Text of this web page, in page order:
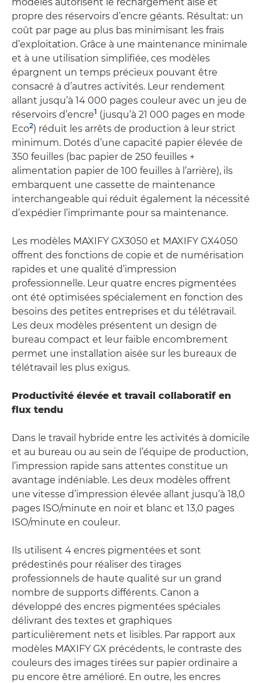
propre des réservoirs d’encre géants. Résultat: un
coût par page au plus bas minimisant les frais
d’exploitation. Grâce à une maintenance minimale
et à une utilisation simplifiée, ces modèles
épargnent un temps précieux pouvant être
consacré à d’autres activités. Leur rendement
allant jusqu’à 14 000 pages couleur avec un jeu de
réservoirs d’encre1 (jusqu’à 21 000 pages en mode
Eco2) réduit les arrêts de production à leur strict
minimum. Dotés d’une capacité papier élevée de
350 feuilles (bac papier de 250 feuilles +
alimentation papier de 100 feuilles à l’arrière), ils
embarquent une cassette de maintenance
interchangeable qui réduit également la nécessité
d’expédier l’imprimante pour sa maintenance.
Les modèles MAXIFY GX3050 et MAXIFY GX4050
offrent des fonctions de copie et de numérisation
rapides et une qualité d’impression
professionnelle. Leur quatre encres pigmentées
ont été optimisées spécialement en fonction des
besoins des petites entreprises et du télétravail.
Les deux modèles présentent un design de
bureau compact et leur faible encombrement
permet une installation aisée sur les bureaux de
télétravail les plus exigus.
Productivité élevée et travail collaboratif en
flux tendu
Dans le travail hybride entre les activités à domicile
et au bureau ou au sein de l’équipe de production,
l’impression rapide sans attentes constitue un
avantage indéniable. Les deux modèles offrent
une vitesse d’impression élevée allant jusqu’à 18,0
pages ISO/minute en noir et blanc et 13,0 pages
ISO/minute en couleur.
Ils utilisent 4 encres pigmentées et sont
prédestinés pour réaliser des tirages
professionnels de haute qualité sur un grand
nombre de supports différents. Canon a
développé des encres pigmentées spéciales
délivrant des textes et graphiques
particulièrement nets et lisibles. Par rapport aux
modèles MAXIFY GX précédents, le contraste des
couleurs des images tirées sur papier ordinaire a
pu encore être amélioré. En outre, les encres